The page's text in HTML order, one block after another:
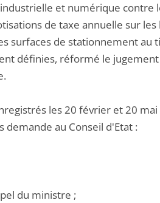
et numérique contre
de taxe annuelle sur les
surfaces de stationnement au
définies, réformé le
les 20 février et 20 mai
demande au Conseil d'Etat :
du ministre ;